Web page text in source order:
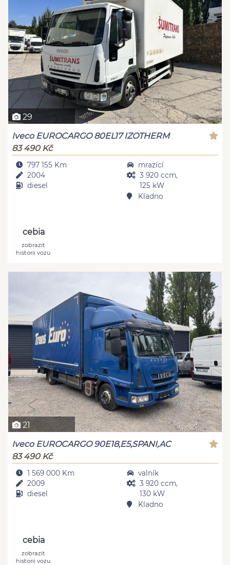
29
Iveco EUROCARGO 80EL17 IZOTHERM
83 490 Kč
797 155 Km
2004
diesel
mrazící
3 920 ccm,
125 kW
Kladno
cebia
zobrazit
historii vozu
21
Iveco EUROCARGO 90E18,E5,SPANI,AC
83 490 Kč
1 569 000 Km
2009
diesel
valník
3 920 ccm,
130 kW
Kladno
cebia
zobrazit
historii vozu